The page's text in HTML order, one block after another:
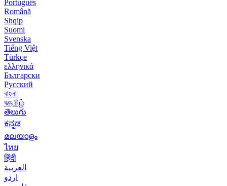
Português
Română
Shqip
Suomi
Svenska
Tiếng Việt
Türkçe
ελληνικά
Български
Русский
বাংলা
বதமிழ்
తెలుగు
ಕನ್ನಡ
മലയാളം
ไทย
हिंदी
العربية
اردو